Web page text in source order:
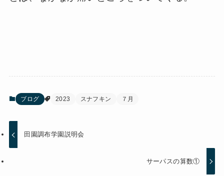
ブログ 2023 スナフキン ７月
田園調布学園説明会
サーパスの算数①